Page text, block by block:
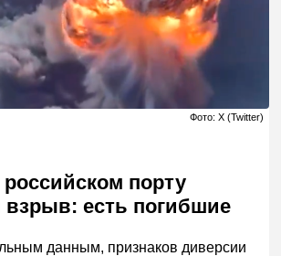
Фото: X (Twitter)
порту
взрыв: есть погибшие
данным, признаков диверсии